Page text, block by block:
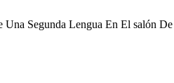
Segunda Lengua En El salón